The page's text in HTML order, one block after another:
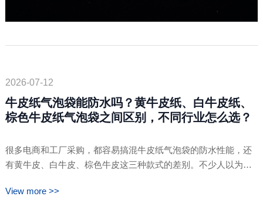
2026-07-12
牛皮纸气泡袋能防水吗？黄牛皮纸、白牛皮纸、
棕色牛皮纸气泡袋之间区别，不同行业怎么选？
很多电商和工厂采购，都容易搞混牛皮纸气泡袋的防水性能，还
有黄牛皮、白牛皮、棕色牛皮这三种款式的差别。不少人以为牛
皮纸外层淋一层防水膜。卓文包装结合日常接单经验，通俗讲清
View more >>